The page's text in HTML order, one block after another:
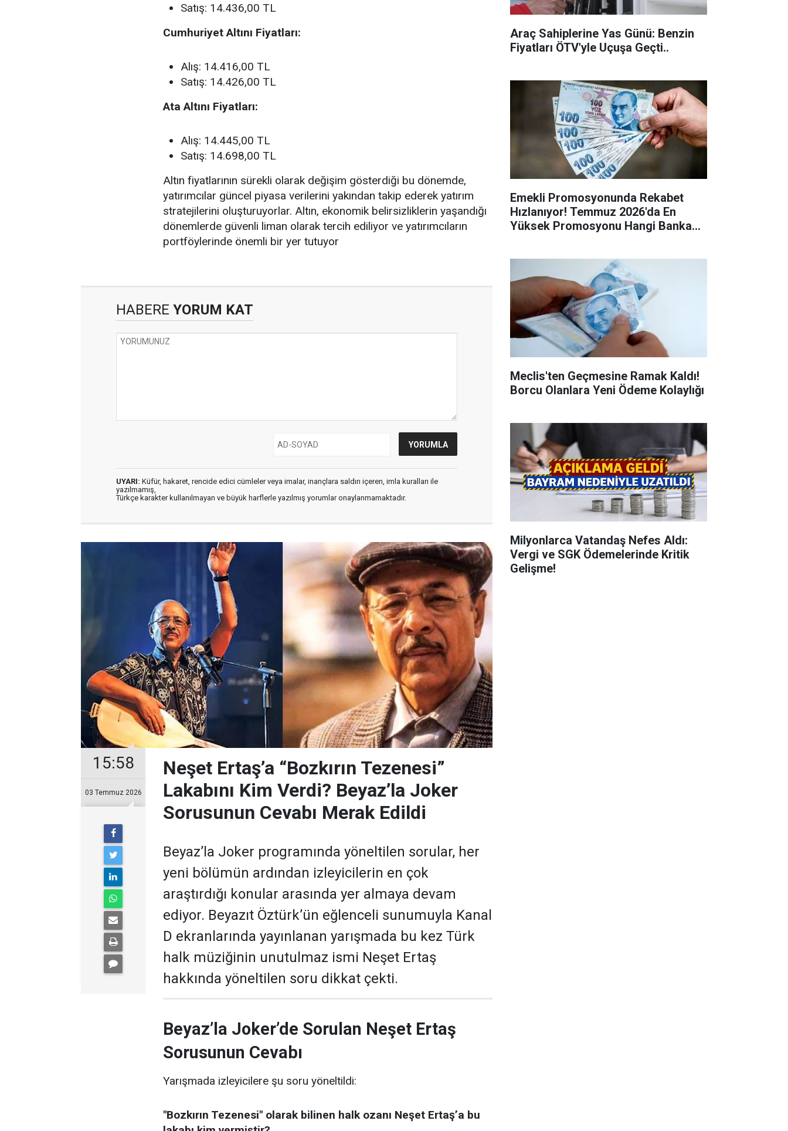
Satış: 14.436,00 TL
Cumhuriyet Altını Fiyatları:
Alış: 14.416,00 TL
Satış: 14.426,00 TL
Ata Altını Fiyatları:
Alış: 14.445,00 TL
Satış: 14.698,00 TL
Altın fiyatlarının sürekli olarak değişim gösterdiği bu dönemde,
yatırımcılar güncel piyasa verilerini yakından takip ederek yatırım
stratejilerini oluşturuyorlar. Altın, ekonomik belirsizliklerin yaşandığı
dönemlerde güvenli liman olarak tercih ediliyor ve yatırımcıların
portföylerinde önemli bir yer tutuyor
HABERE YORUM KAT
UYARI: Küfür, hakaret, rencide edici cümleler veya imalar, inançlara saldırı içeren, imla kuralları ile
yazılmamış,
Türkçe karakter kullanılmayan ve büyük harflerle yazılmış yorumlar onaylanmamaktadır.
15:58
03 Temmuz 2026
Neşet Ertaş’a “Bozkırın Tezenesi”
Lakabını Kim Verdi? Beyaz’la Joker
Sorusunun Cevabı Merak Edildi
Beyaz’la Joker programında yöneltilen sorular, her
yeni bölümün ardından izleyicilerin en çok
araştırdığı konular arasında yer almaya devam
ediyor. Beyazıt Öztürk’ün eğlenceli sunumuyla Kanal
D ekranlarında yayınlanan yarışmada bu kez Türk
halk müziğinin unutulmaz ismi Neşet Ertaş
hakkında yöneltilen soru dikkat çekti.
Beyaz’la Joker’de Sorulan Neşet Ertaş
Sorusunun Cevabı
Yarışmada izleyicilere şu soru yöneltildi:
"Bozkırın Tezenesi" olarak bilinen halk ozanı Neşet Ertaş’a bu
Araç Sahiplerine Yas Günü: Benzin
Fiyatları ÖTV'yle Uçuşa Geçti..
Emekli Promosyonunda Rekabet
Hızlanıyor! Temmuz 2026'da En
Yüksek Promosyonu Hangi Banka
Meclis'ten Geçmesine Ramak Kaldı!
Borcu Olanlara Yeni Ödeme Kolaylığı
Milyonlarca Vatandaş Nefes Aldı:
Vergi ve SGK Ödemelerinde Kritik
Gelişme!